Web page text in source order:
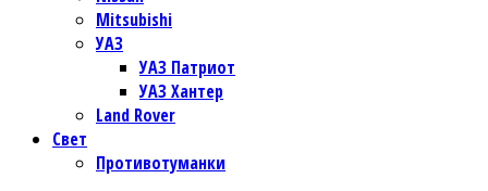
Mitsubishi
УАЗ
УАЗ Патриот
УАЗ Хантер
Land Rover
Свет
Противотуманки